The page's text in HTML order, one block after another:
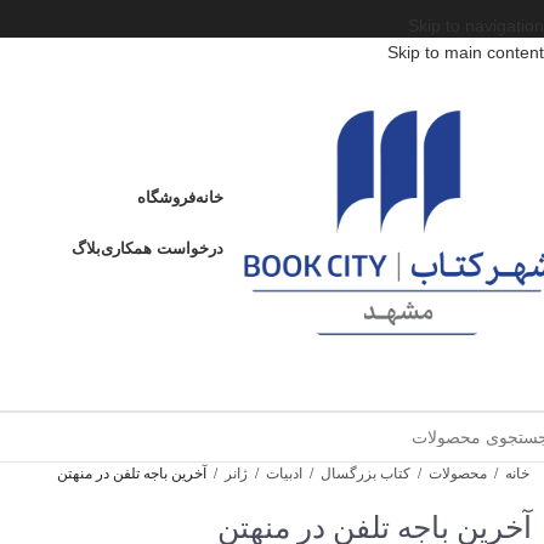
Skip to main content
خانهفروشگاه
درخواست همکاریبلاگ
خانه / محصولات / کتاب بزرگسال / ادبیات / ژانر / آخرین باجه تلفن در منهتن
آخرین باجه تلفن در منهتن